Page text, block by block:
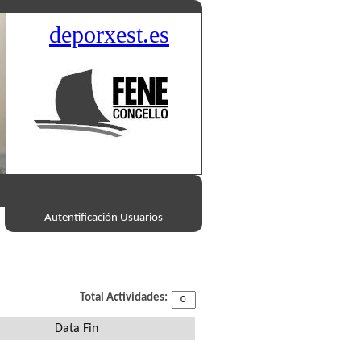
deporxest.es
Autentificación Usuarios
Total Actividades:
Data Fin